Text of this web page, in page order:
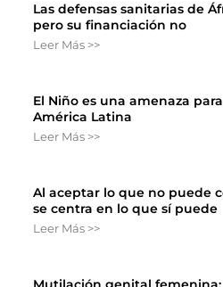
Las defensas sanitarias de
pero su financiación no
Leer Más >>
El Niño es una amenaza
América Latina
Leer Más >>
Al aceptar lo que no puede
se centra en lo que sí puede
Leer Más >>